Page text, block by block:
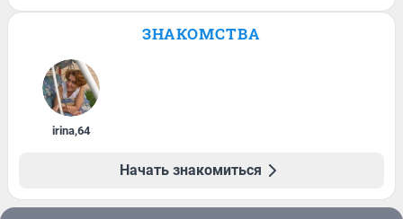
ЗНАКОМСТВА
irina,64
Начать знакомиться